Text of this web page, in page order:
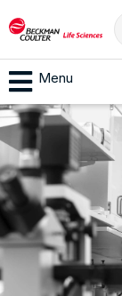
Menu